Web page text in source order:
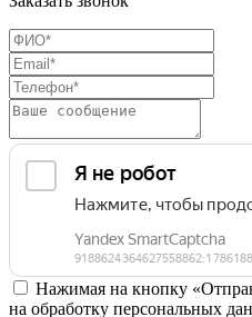
Нажимая на кнопку
на обработку персональных